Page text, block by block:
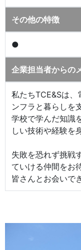
その他の特徴
●
企業担当者からの
私たちTCE&Sは、
ンフラと暮らしを
学校で学んだ知識
しい技術や経験を
失敗を恐れず挑戦
ていける仲間をお
皆さんとお会いで